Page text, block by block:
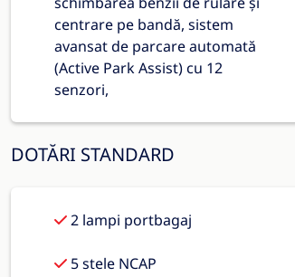
centrare pe bandă, sistem
avansat de parcare automată
(Active Park Assist) cu 12
senzori,
DOTĂRI STANDARD
2 lampi portbagaj
5 stele NCAP